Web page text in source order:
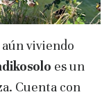
viviendo
es un
Cuenta con